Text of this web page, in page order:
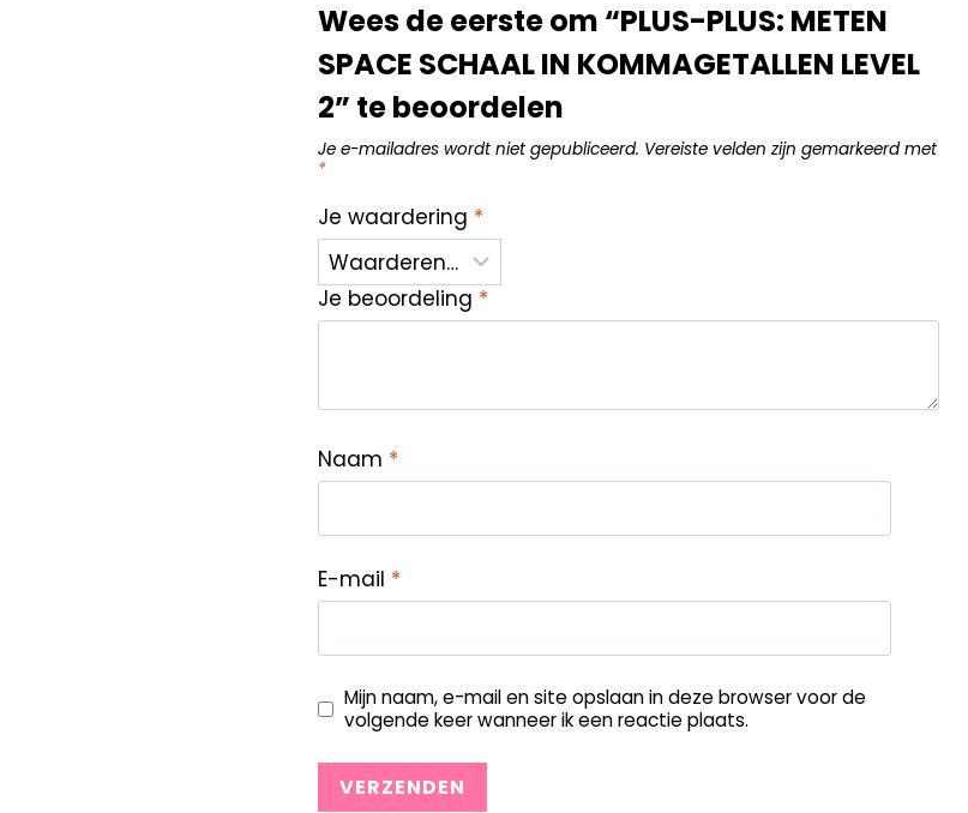
Wees de eerste om “PLUS-PLUS: METEN
SPACE SCHAAL IN KOMMAGETALLEN LEVEL
2” te beoordelen
Je e-mailadres wordt niet gepubliceerd. Vereiste velden zijn gemarkeerd met
*
Je waardering *
Je beoordeling *
Naam *
E-mail *
Mijn naam, e-mail en site opslaan in deze browser voor de
volgende keer wanneer ik een reactie plaats.